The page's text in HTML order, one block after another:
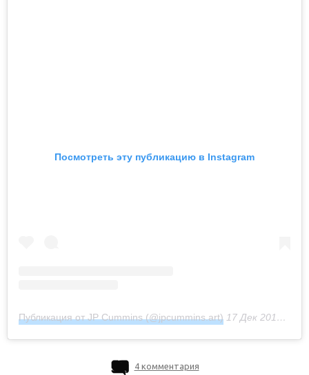
Посмотреть эту публикацию в Instagram
Публикация от JP Cummins (@jpcummins.art) 17 Дек 2018 в 3:37 PST
4 комментария